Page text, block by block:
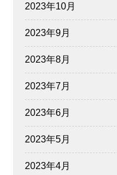
2023年10月
2023年9月
2023年8月
2023年7月
2023年6月
2023年5月
2023年4月